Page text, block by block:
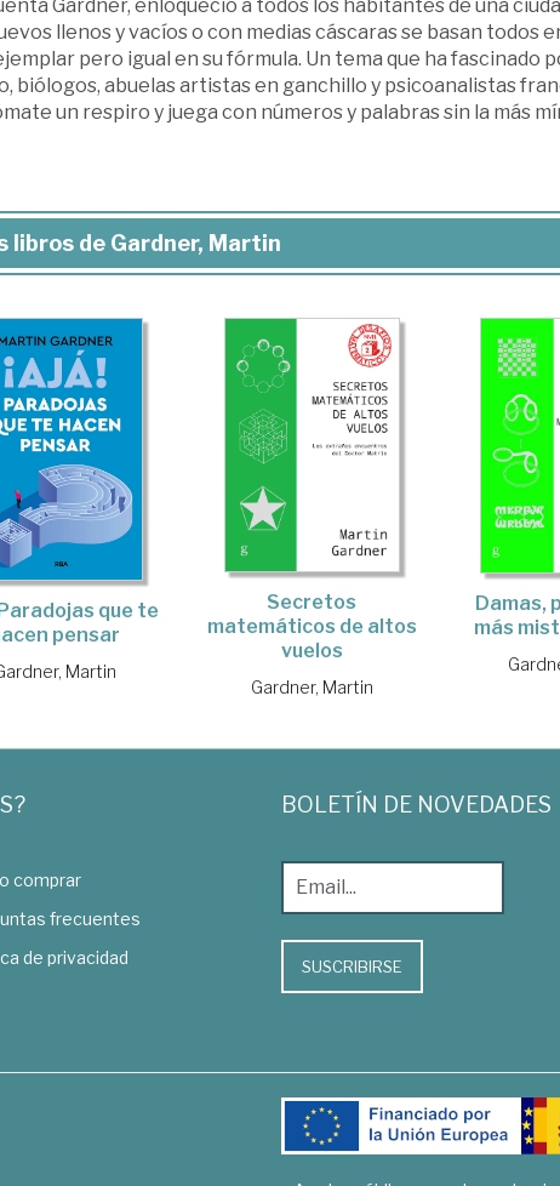
Gardner, enloqueció a todos los habitantes de una
llenos y vacíos o con medias cáscaras se basan todos
pero igual en su fórmula. Un tema que ha fascinado
biólogos, abuelas artistas en ganchillo y psicoanalistas
un respiro y juega con números y palabras sin la más
libros de Gardner, Martin
que te
pensar
Martin
Secretos
matemáticos de altos
vuelos
Gardner, Martin
Damas,
más
comprar
frecuentes
de privacidad
BOLETÍN DE NOVEDADES
SUSCRIBIRSE